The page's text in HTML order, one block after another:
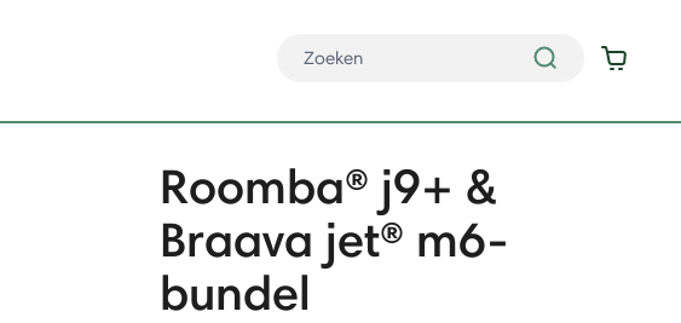
Roomba® j9+ &
Braava jet® m6-
bundel